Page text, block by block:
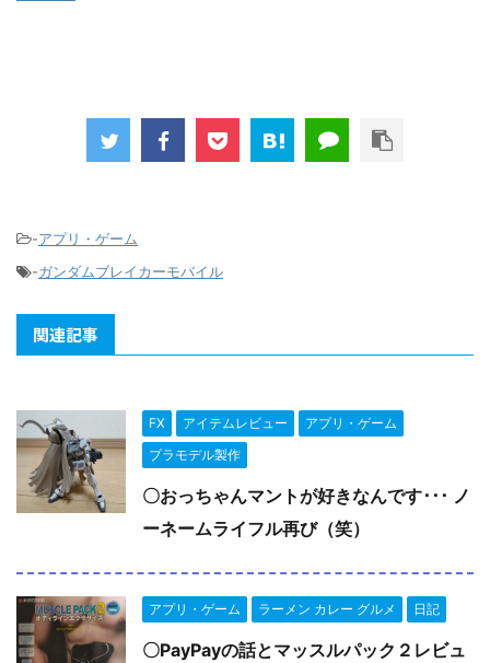
-アプリ・ゲーム
-ガンダムブレイカーモバイル
関連記事
FX アイテムレビュー
アプリ・ゲーム
プラモデル製作
〇おっちゃんマントが好きなんです･･･ ノ
ーネームライフル再び（笑）
アプリ・ゲーム ラーメン カレー グルメ 日記
〇PayPayの話とマッスルパック２レビュ